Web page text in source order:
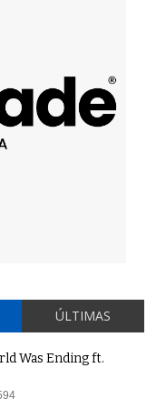
ÚLTIMAS
Was Ending ft.